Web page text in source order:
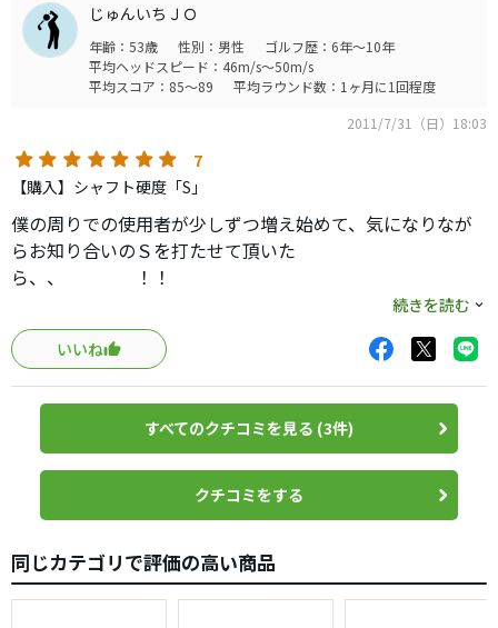
にちゃんとしてる物って他にないと思います。
僕ぐらいのレベルのゴルファーでもわかるので、とにかく
絶対買います。
じゅんいちＪＯ
年齢：53歳 性別：男性
ゴルフ歴：6年～10年
平均ヘッドスピード：46m/s～50m/s
平均スコア：85～89
平均ラウンド数：1ヶ月に1回程度
2011/7/31（日）18:03
7
【購入】シャフト硬度「S」
僕の周りでの使用者が少しずつ増え始めて、気になりなが
らお知り合いのＳを打たせて頂いた
ら、、 ！！
クレイジーのシャフトは他社より少し硬めですが、これは
全く違って、なんとも普通に（笑）やわらかい。
何が凄いかって、しなり戻りの強さがクレイジーらしくし
っかりと戻る！やわらかいのに暴れない。いや〜参りまし
た。
実際にコースで使用してもフィニッシュまで一気に振りぬ
ただ、今までのクレイジーのフレックスの感覚とは違うの
続きを読む
いいね
すべてのクチコミを見る (3件)
クチコミをする
同じカテゴリで評価の高い商品